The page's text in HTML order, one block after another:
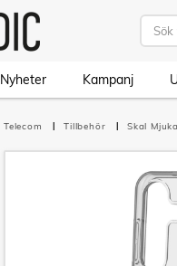
Nyheter Kampanj
Telecom Tillbehör Skal Mjuka